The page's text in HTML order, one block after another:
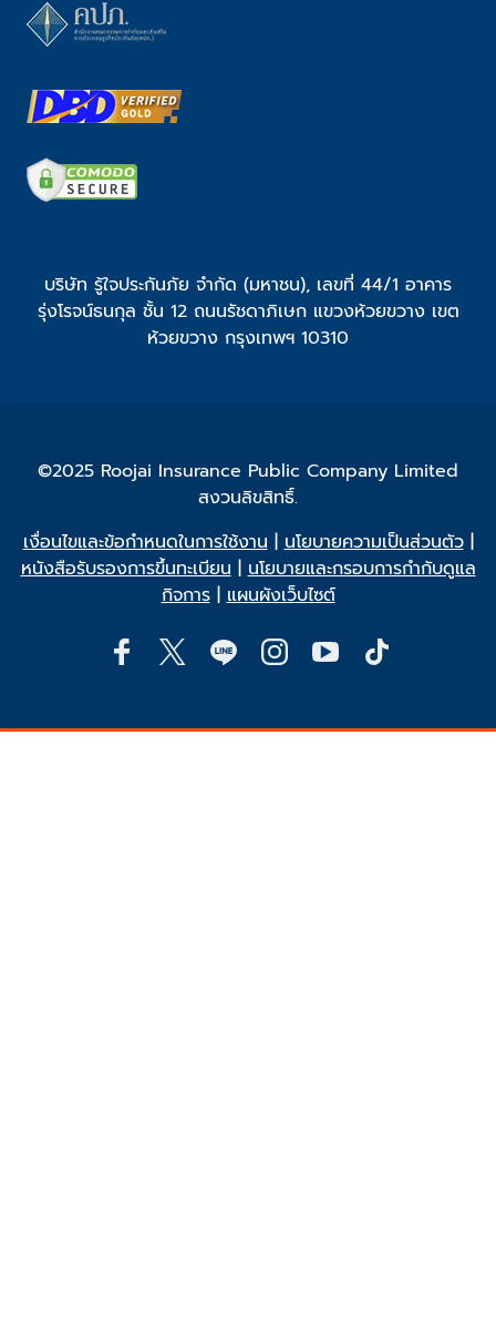
บริษัท รู้ใจประกันภัย จำกัด (มหาชน), เลขที่ 44/1 อาคาร
รุ่งโรจน์ธนกุล ชั้น 12 ถนนรัชดาภิเษก แขวงห้วยขวาง เขต
ห้วยขวาง กรุงเทพฯ 10310
©2025 Roojai Insurance Public Company Limited
สงวนลิขสิทธิ์.
เงื่อนไขและข้อกำหนดในการใช้งาน|นโยบายความเป็นส่วนตัว|
หนังสือรับรองการขึ้นทะเบียน|นโยบายและกรอบการกำกับดูแล
กิจการ|แผนผังเว็บไซต์